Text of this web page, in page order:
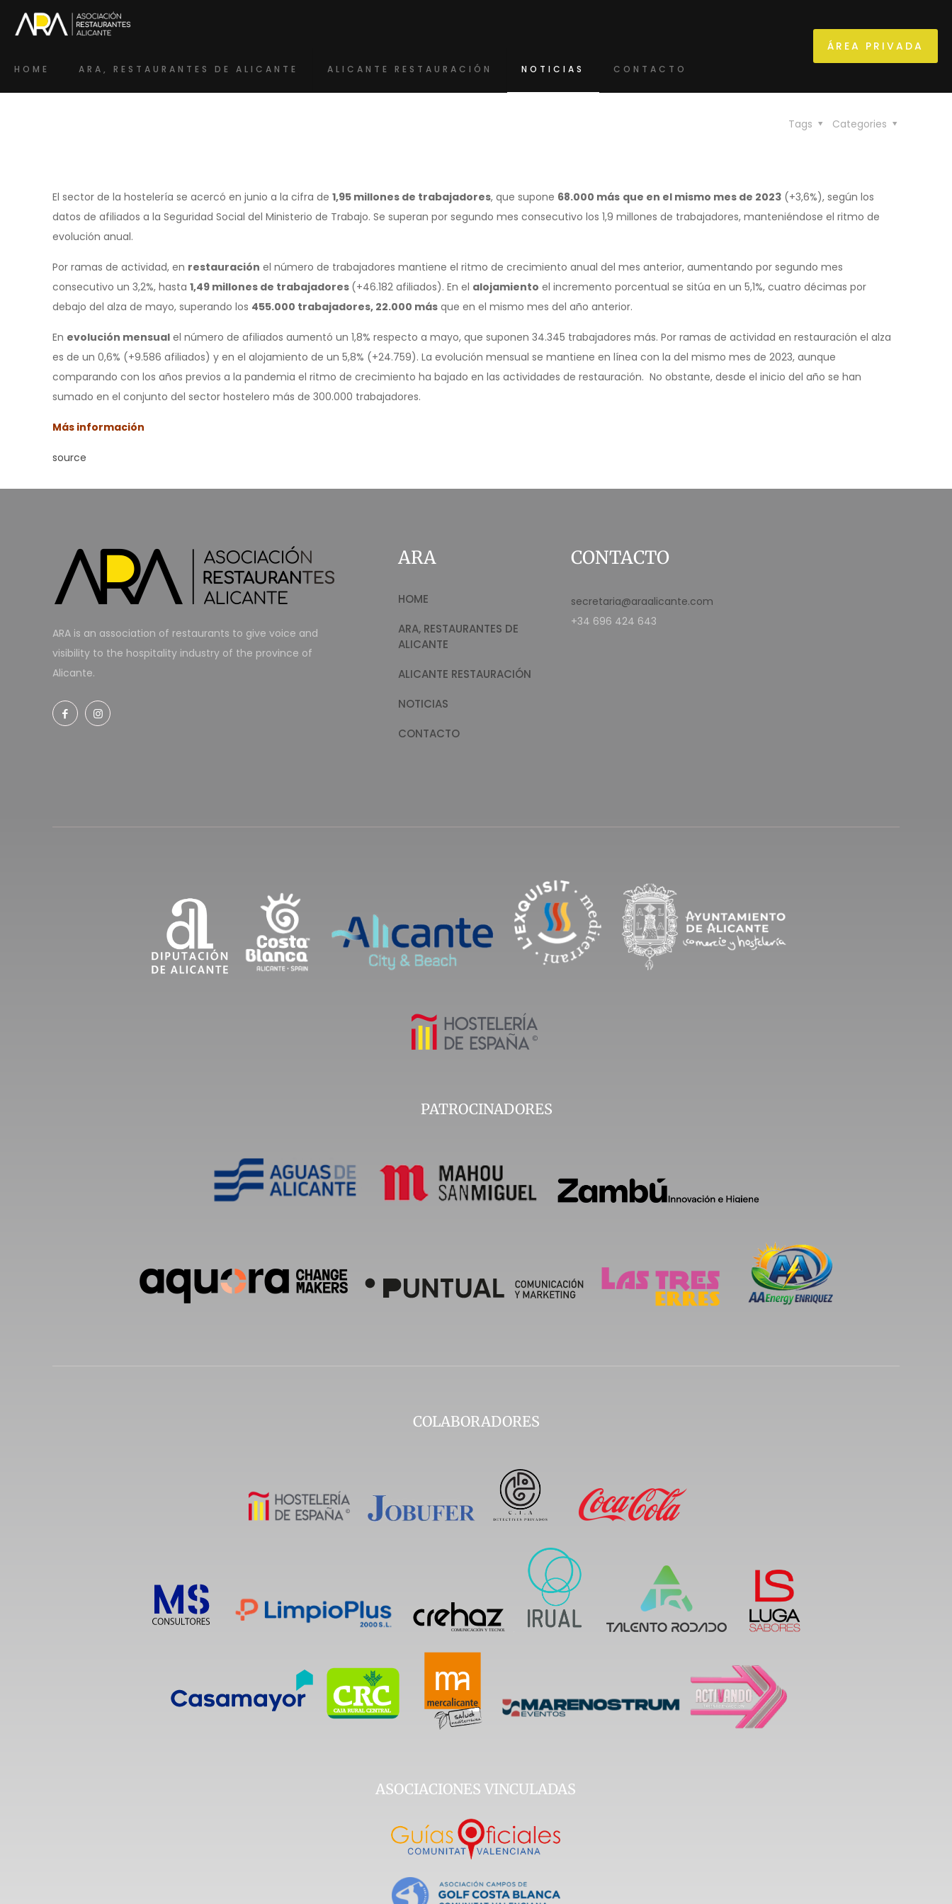
HOME ARA, RESTAURANTES DE ALICANTE ALICANTE RESTAURACIÓN NOTICIAS CONTACTO
ÁREA PRIVADA
Categories
Tags
El sector de la hostelería se acercó en junio a la cifra de1,95 millones de trabajadores, que supone 68.000 más que en el mismo mes de 2023 (+3,6%), según los
datos de afiliados a la Seguridad Social del Ministerio de Trabajo. Se superan por segundo mes consecutivo los 1,9 millones de trabajadores, manteniéndose el ritmo de
evolución anual.
Por ramas de actividad, en restauración el número de trabajadores mantiene el ritmo de crecimiento anual del mes anterior, aumentando por segundo mes
consecutivo un 3,2%, hasta1,49 millones de trabajadores (+46.182 afiliados). En el alojamiento el incremento porcentual se sitúa en un 5,1%, cuatro décimas por
debajo del alza de mayo, superando los 455.000 trabajadores, 22.000 más que en el mismo mes del año anterior.
En evolución mensual el número de afiliados aumentó un 1,8% respecto a mayo, que suponen 34.345 trabajadores más. Por ramas de actividad en restauración el alza
es de un 0,6% (+9.586 afiliados) y en el alojamiento de un 5,8% (+24.759). La evolución mensual se mantiene en línea con la del mismo mes de 2023, aunque
comparando con los años previos a la pandemia el ritmo de crecimiento ha bajado en las actividades de restauración. No obstante, desde el inicio del año se han
sumado en el conjunto del sector hostelero más de 300.000 trabajadores.
Más información
source
ARA is an association of restaurants to give voice and
visibility to the hospitality industry of the province of
Alicante.
ARA
HOME
ARA, RESTAURANTES DE
ALICANTE
ALICANTE RESTAURACIÓN
NOTICIAS
CONTACTO
CONTACTO
secretaria@araalicante.com
+34 696 424 643
PATROCINADORES
COLABORADORES
ASOCIACIONES VINCULADAS